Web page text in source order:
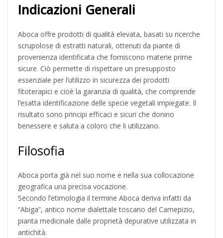
Indicazioni Generali
Aboca offre prodotti di qualità elevata, basati su ricerche
scrupolose di estratti naturali, ottenuti da piante di
provenienza identificata che forniscono materie prime
sicure. Ciò permette di rispettare un presupposto
essenziale per l’utilizzo in sicurezza dei prodotti
fitoterapici e cioè la garanzia di qualità, che comprende
l’esatta identificazione delle specie vegetali impiegate. Il
risultato sono principi efficaci e sicuri che donino
benessere e saluta a coloro che li utilizzano.
Filosofia
Aboca porta già nel suo nome e nella sua collocazione
geografica una precisa vocazione.
Secondo l’etimologia il termine Aboca deriva infatti da
“Abiga”, antico nome dialettale toscano del Camepizio,
pianta medicinale dalle proprietà depurative utilizzata in
antichità.